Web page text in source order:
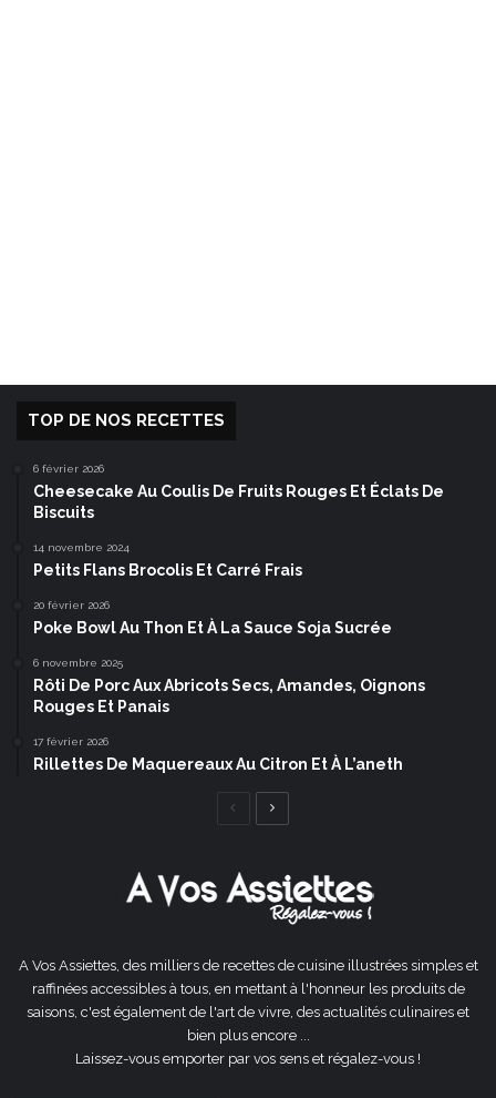
TOP DE NOS RECETTES
6 février 2026
Cheesecake Au Coulis De Fruits Rouges Et Éclats De
Biscuits
14 novembre 2024
Petits Flans Brocolis Et Carré Frais
20 février 2026
Poke Bowl Au Thon Et À La Sauce Soja Sucrée
6 novembre 2025
Rôti De Porc Aux Abricots Secs, Amandes, Oignons
Rouges Et Panais
17 février 2026
Rillettes De Maquereaux Au Citron Et À L’aneth
Page
A Vos Assiettes, des milliers de recettes de cuisine illustrées simples et
raffinées accessibles à tous, en mettant à l'honneur les produits de
saisons, c'est également de l'art de vivre, des actualités culinaires et
bien plus encore ...
Laissez-vous emporter par vos sens et régalez-vous !